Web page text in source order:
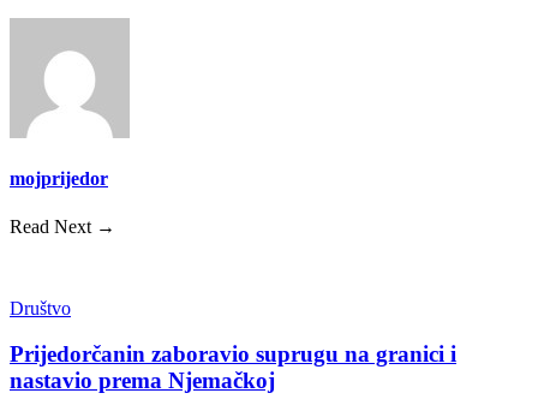
mojprijedor
Read Next →
Društvo
Prijedorčanin zaboravio suprugu na granici i
nastavio prema Njemačkoj